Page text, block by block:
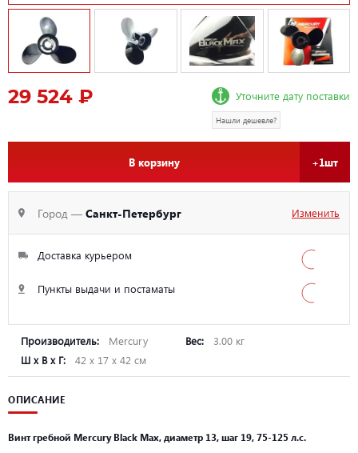
29 524 ₽ Уточните дату поставки
Нашли дешевле?
В корзину +1шт
Город — Санкт-Петербург Изменить
Доставка курьером
Пункты выдачи и постаматы
Производитель: Mercury Вес:
3.00 кг
Ш х В х Г:
42 х 17 х 42 см
ОПИСАНИЕ
Винт гребной Mercury Black Max, диаметр 13, шаг 19, 75-125 л.с.